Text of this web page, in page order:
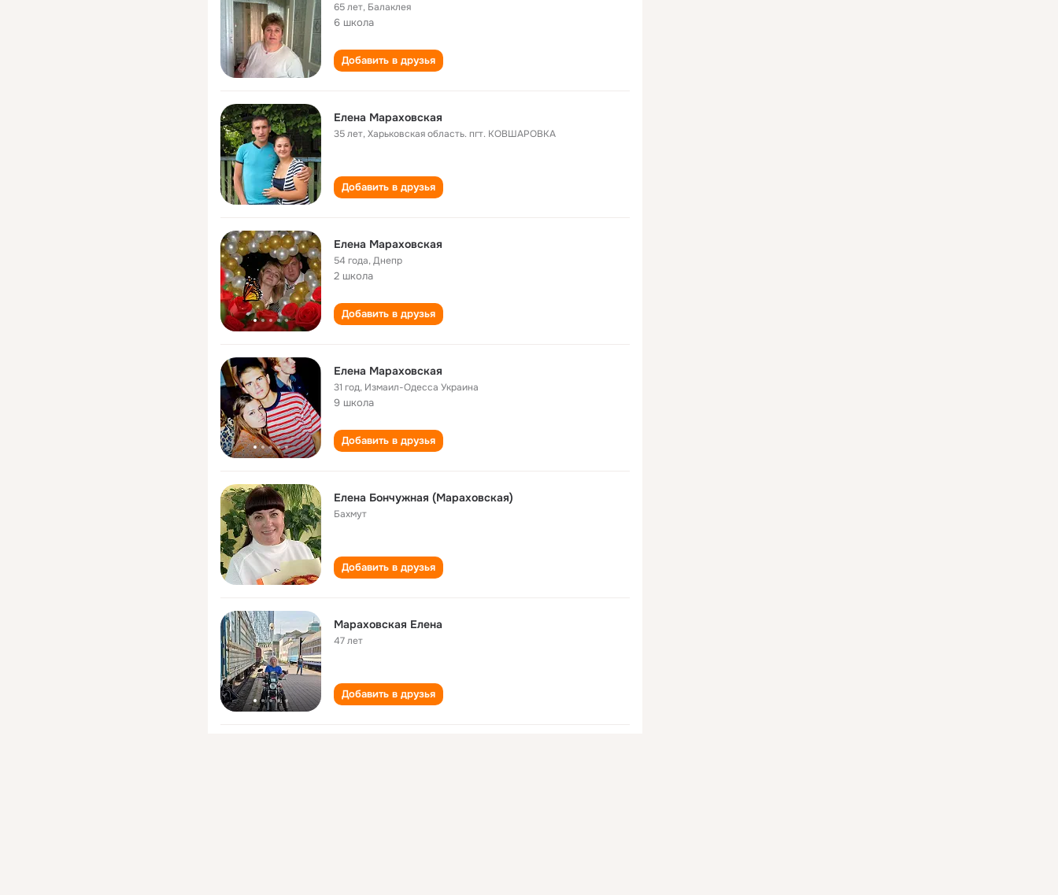
65 лет, Балаклея
6 школа
Добавить в друзья
Елена Мараховская
35 лет,Харьковская область. пгт. КОВШАРОВКА
Добавить в друзья
Елена Мараховская
54 года,Днепр
2 школа
Добавить в друзья
Елена Мараховская
31 год, Измаил-Одесса Украина
9 школа
Добавить в друзья
Елена Бончужная (Мараховская)
Бахмут
Добавить в друзья
Мараховская Елена
47 лет
Добавить в друзья